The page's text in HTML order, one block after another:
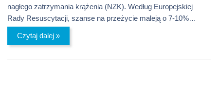
nagłego zatrzymania krążenia (NZK). Według Europejskiej
Rady Resuscytacji, szanse na przeżycie maleją o 7-10%…
Czytaj dalej »